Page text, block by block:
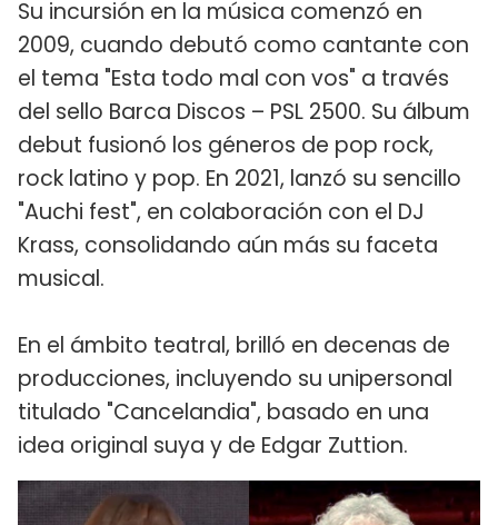
Su incursión en la música comenzó en
2009, cuando debutó como cantante con
el tema "Esta todo mal con vos" a través
del sello Barca Discos – PSL 2500. Su álbum
debut fusionó los géneros de pop rock,
rock latino y pop. En 2021, lanzó su sencillo
"Auchi fest", en colaboración con el DJ
Krass, consolidando aún más su faceta
musical.
En el ámbito teatral, brilló en decenas de
producciones, incluyendo su unipersonal
titulado "Cancelandia", basado en una
idea original suya y de Edgar Zuttion.